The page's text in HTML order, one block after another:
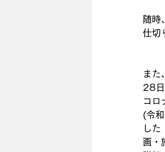
随時
仕切
また
28日
コロ
(令
した
画・